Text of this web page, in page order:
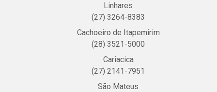
Linhares
(27) 3264-8383
Cachoeiro de Itapemirim
(28) 3521-5000
Cariacica
(27) 2141-7951
São Mateus